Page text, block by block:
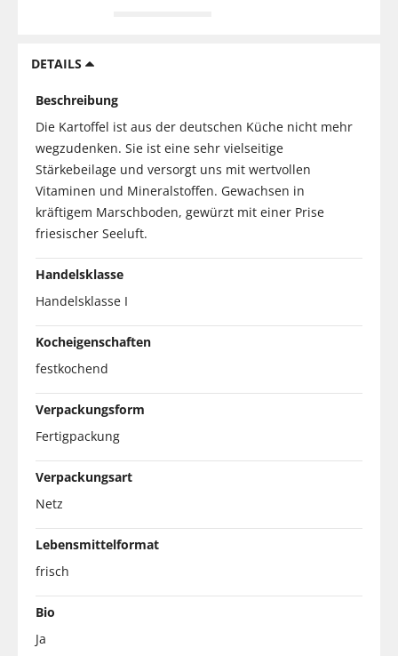
DETAILS
Beschreibung
Die Kartoffel ist aus der deutschen Küche nicht mehr
wegzudenken. Sie ist eine sehr vielseitige
Stärkebeilage und versorgt uns mit wertvollen
Vitaminen und Mineralstoffen. Gewachsen in
kräftigem Marschboden, gewürzt mit einer Prise
friesischer Seeluft.
Handelsklasse
Handelsklasse I
Kocheigenschaften
festkochend
Verpackungsform
Fertigpackung
Verpackungsart
Netz
Lebensmittelformat
frisch
Bio
Ja